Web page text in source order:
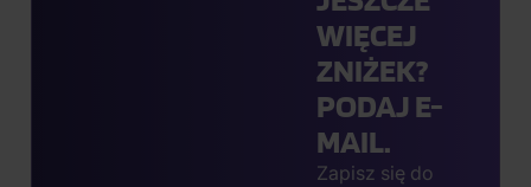
WIĘCEJ
ZNIŻEK?
PODAJ E-
MAIL.
Zapisz się do